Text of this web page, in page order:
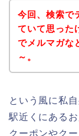
今回、検索で
ていて思った
でメルマガな
～。
という風に私
駅近くにある
クーポンやク